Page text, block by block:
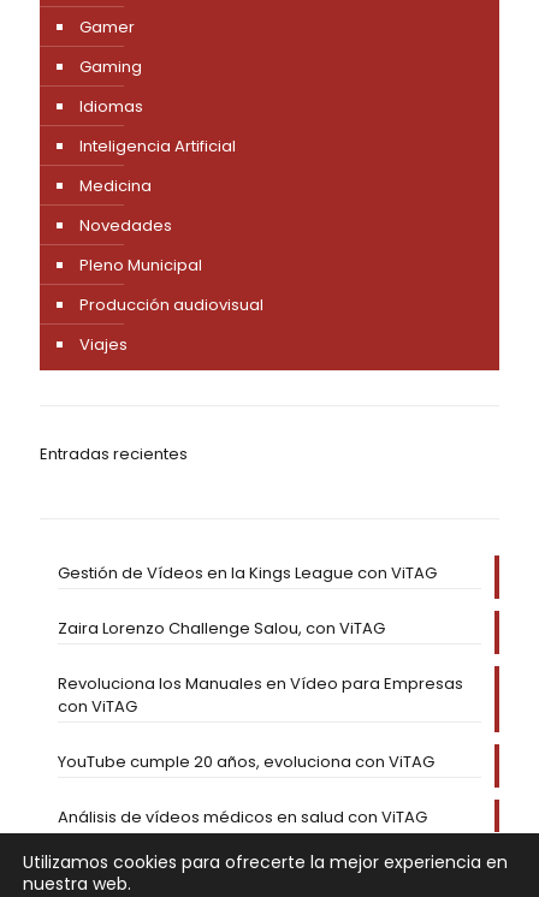
Gamer
Gaming
Idiomas
Inteligencia Artificial
Medicina
Novedades
Pleno Municipal
Producción audiovisual
Viajes
Entradas recientes
Gestión de Vídeos en la Kings League con ViTAG
Zaira Lorenzo Challenge Salou, con ViTAG
Revoluciona los Manuales en Vídeo para Empresas
con ViTAG
YouTube cumple 20 años, evoluciona con ViTAG
Análisis de vídeos médicos en salud con ViTAG
Utilizamos cookies para ofrecerte la mejor experiencia en
nuestra web.